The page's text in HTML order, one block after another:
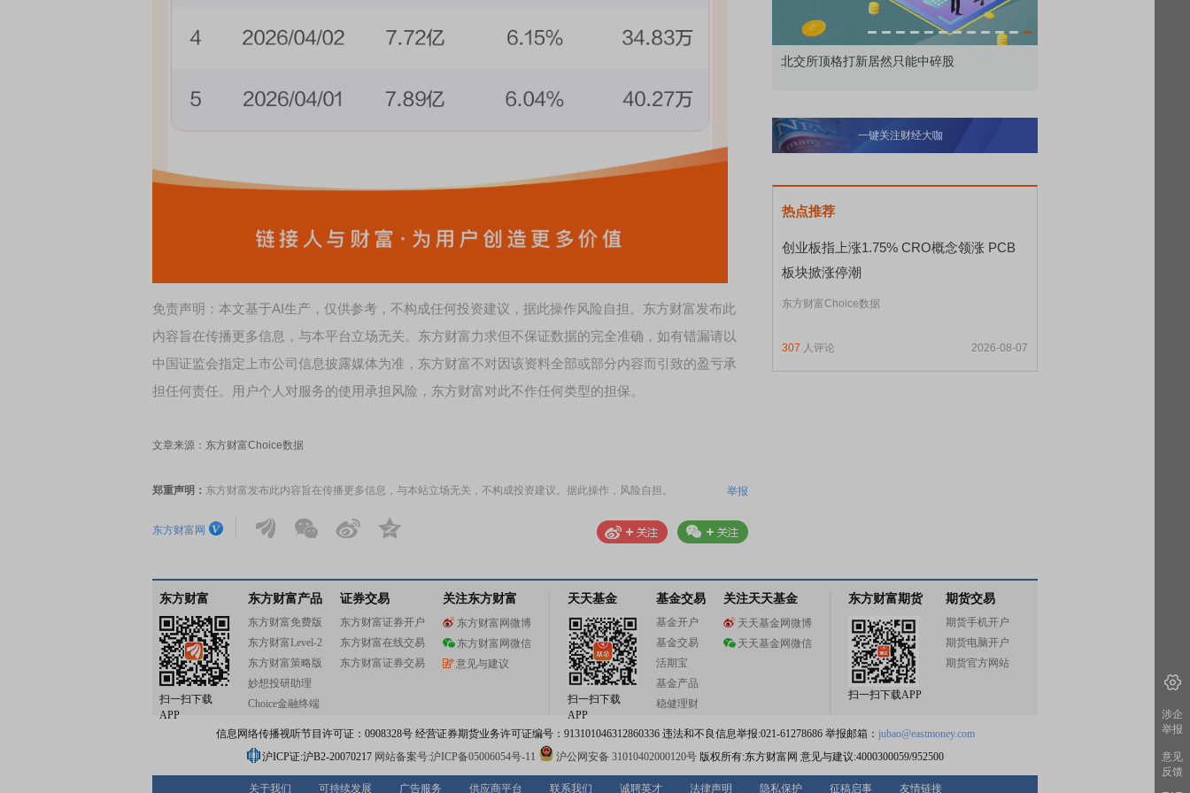
免责声明：本文基于AI生产，仅供参考，不构成任何投资建议，据此操作风险自担。东方财富发布此
内容旨在传播更多信息，与本平台立场无关。东方财富力求但不保证数据的完全准确，如有错漏请以
中国证监会指定上市公司信息披露媒体为准，东方财富不对因该资料全部或部分内容而引致的盈亏承
担任何责任。用户个人对服务的使用承担风险，东方财富对此不作任何类型的担保。
文章来源：东方财富Choice数据
郑重声明： 东方财富发布此内容旨在传播更多信息，与本站立场无关，不构成投资建议。据此操作，风险自担。 举报
东方财富网
北交所顶格打新居然只能中碎股
一键关注财经大咖
热点推荐
创业板指上涨1.75% CRO概念领涨 PCB
板块掀涨停潮
东方财富Choice数据
307 人评论 2026-08-07
东方财富
扫一扫下载
APP
东方财富产品
东方财富免费版
东方财富Level-2
东方财富策略版
妙想投研助理
Choice金融终端
证券交易
东方财富证券开户
东方财富在线交易
东方财富证券交易
关注东方财富
东方财富网微博
东方财富网微信
意见与建议
天天基金
扫一扫下载
APP
基金交易
基金开户
基金交易
活期宝
基金产品
稳健理财
关注天天基金
天天基金网微博
天天基金网微信
东方财富期货
扫一扫下载APP
期货交易
期货手机开户
期货电脑开户
期货官方网站
信息网络传播视听节目许可证：0908328号 经营证券期货业务许可证编号：913101046312860336 违法和不良信息举报:021-61278686 举报邮箱： jubao@eastmoney.com
沪ICP证:沪B2-20070217 网站备案号:沪ICP备05006054号-11 沪公网安备 31010402000120号版权所有:东方财富网 意见与建议:4000300059/952500
关于我们 可持续发展 广告服务 供应商平台 联系我们 诚聘英才 法律声明 隐私保护 征稿启事 友情链接
涉企
举报
意见
反馈